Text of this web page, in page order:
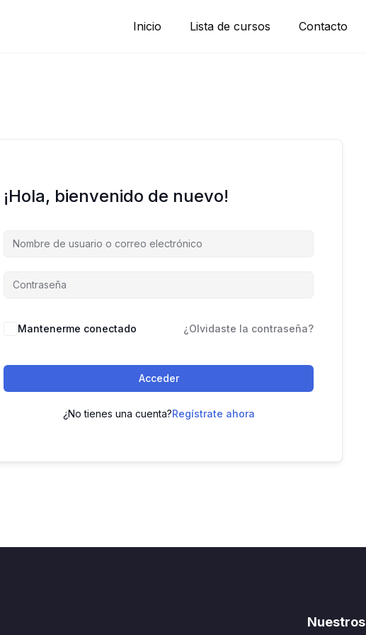
Inicio Lista de cursos Contacto
¡Hola, bienvenido de nuevo!
Mantenerme conectado ¿Olvidaste la contraseña?
Acceder
¿No tienes una cuenta?Regístrate ahora
Nuestros